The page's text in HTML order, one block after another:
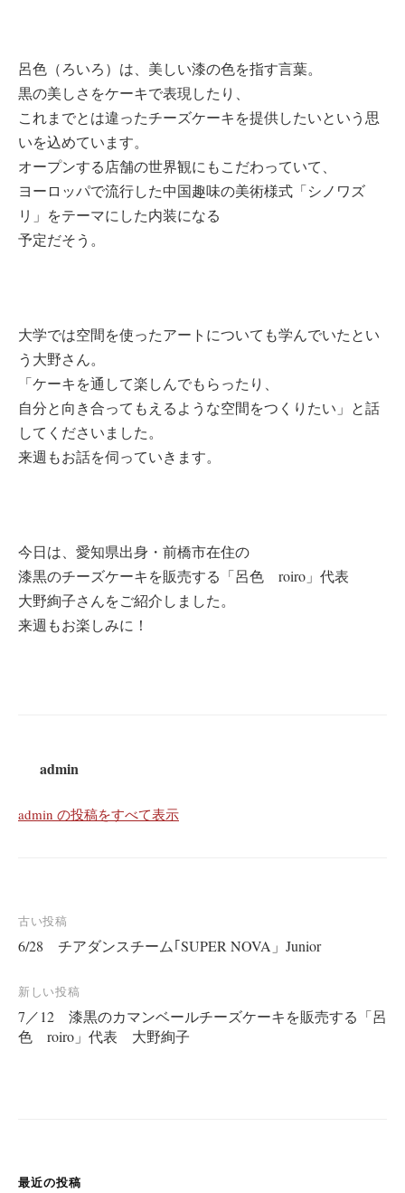
呂色（ろいろ）は、美しい漆の色を指す言葉。
黒の美しさをケーキで表現したり、
これまでとは違ったチーズケーキを提供したいという思
いを込めています。
オープンする店舗の世界観にもこだわっていて、
ヨーロッパで流行した中国趣味の美術様式「シノワズ
リ」をテーマにした内装になる
予定だそう。
大学では空間を使ったアートについても学んでいたとい
う大野さん。
「ケーキを通して楽しんでもらったり、
自分と向き合ってもえるような空間をつくりたい」と話
してくださいました。
来週もお話を伺っていきます。
今日は、愛知県出身・前橋市在住の
漆黒のチーズケーキを販売する「呂色 roiro」代表
大野絢子さんをご紹介しました。
来週もお楽しみに！
admin
admin の投稿をすべて表示
投
稿
ナ
ビ
ゲ
古い投稿
6/28 チアダンスチーム｢SUPER NOVA」Junior
新しい投稿
7／12 漆黒のカマンベールチーズケーキを販売する「呂
色 roiro」代表 大野絢子
最近の投稿